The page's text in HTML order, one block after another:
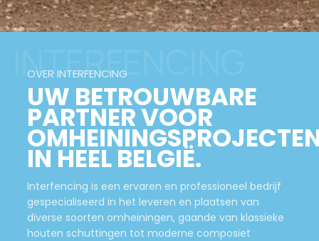
INTERFENCING
OVER INTERFENCING
UW BETROUWBARE
PARTNER VOOR
IN HEEL BELGIË.
Interfencing is een ervaren en professioneel bedrijf
gespecialiseerd in het leveren en plaatsen van
diverse soorten omheiningen, gaande van klassieke
houten schuttingen tot moderne composiet